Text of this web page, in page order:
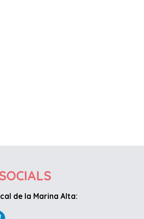
de la Marina Alta: